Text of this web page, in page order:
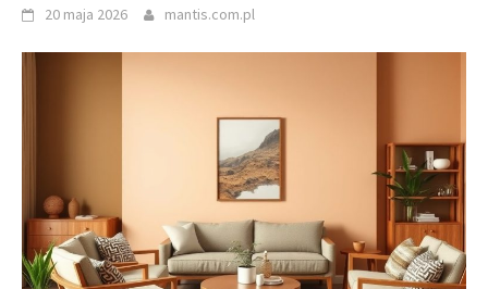
20 maja 2026 mantis.com.pl